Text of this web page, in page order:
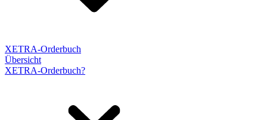
XETRA-Orderbuch
Übersicht
XETRA-Orderbuch?